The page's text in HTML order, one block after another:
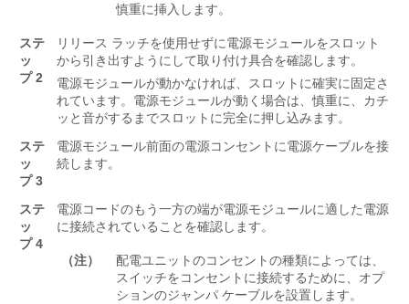
慎重に挿入します。
ステ
ッ
プ 2
リリース ラッチを使用せずに電源モジュールをスロット
から引き出すようにして取り付け具合を確認します。
電源モジュールが動かなければ、スロットに確実に固定さ
れています。電源モジュールが動く場合は、慎重に、カチ
ッと音がするまでスロットに完全に押し込みます。
ステ
ッ
プ 3
電源モジュール前面の電源コンセントに電源ケーブルを接
続します。
ステ
ッ
プ 4
電源コードのもう一方の端が電源モジュールに適した電源
に接続されていることを確認します。
（注）
配電ユニットのコンセントの種類によっては、
スイッチをコンセントに接続するために、オプ
ションのジャンパ ケーブルを設置します。